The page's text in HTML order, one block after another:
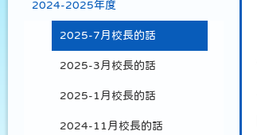
2024-2025年度
2025-7月校長的話
2025-3月校長的話
2025-1月校長的話
2024-11月校長的話